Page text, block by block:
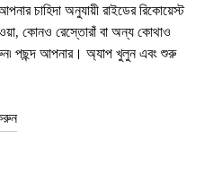
চাহিদা অনুযায়ী রাইডের রিকোয়েস্ট
কোনও রেস্তোরাঁ বা অন্য কোথাও
পছন্দ আপনার। অ্যাপ খুলুন এবং শুরু